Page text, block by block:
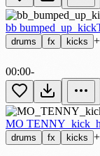
bb bumped_up_kick
drums fx kicks
00:00-
MO
drums fx kicks